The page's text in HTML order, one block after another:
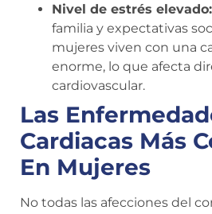
Nivel de estrés elevado:
familia y expectativas
mujeres viven con una
enorme, lo que afecta
cardiovascular.
Las
Cardiacas Más
En Mujeres
No todas las afecciones del